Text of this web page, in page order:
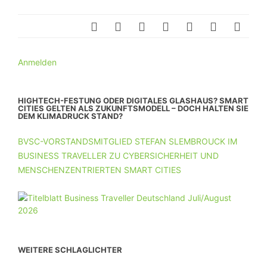
Anmelden
HIGHTECH-FESTUNG ODER DIGITALES GLASHAUS? SMART
CITIES GELTEN ALS ZUKUNFTSMODELL – DOCH HALTEN SIE
DEM KLIMADRUCK STAND?
BVSC-VORSTANDSMITGLIED STEFAN SLEMBROUCK IM
BUSINESS TRAVELLER ZU CYBERSICHERHEIT UND
MENSCHENZENTRIERTEN SMART CITIES
WEITERE SCHLAGLICHTER